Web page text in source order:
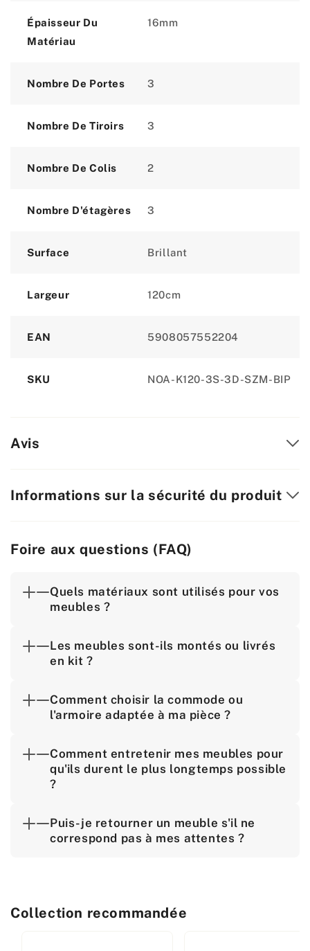
Épaisseur Du
Matériau
16mm
Nombre De Portes 3
Nombre De Tiroirs 3
Nombre De Colis 2
Nombre D'étagères 3
Surface Brillant
Largeur 120cm
EAN 5908057552204
SKU NOA-K120-3S-3D-SZM-BIP
Avis
Informations sur la sécurité du produit
Foire aux questions (FAQ)
Quels matériaux sont utilisés pour vos
meubles ?
Les meubles sont-ils montés ou livrés
en kit ?
Comment choisir la commode ou
l'armoire adaptée à ma pièce ?
Comment entretenir mes meubles pour
qu'ils durent le plus longtemps possible
?
Puis-je retourner un meuble s'il ne
correspond pas à mes attentes ?
Collection recommandée